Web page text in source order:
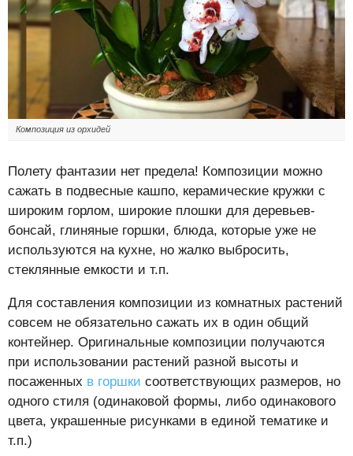
Композиция из орхидей
Полету фантазии нет предела! Композиции можно
сажать в подвесные кашпо, керамические кружки с
широким горлом, широкие плошки для деревьев-
бонсай, глиняные горшки, блюда, которые уже не
используются на кухне, но жалко выбросить,
стеклянные емкости и т.п.
Для составления композиции из комнатных растений
совсем не обязательно сажать их в один общий
контейнер. Оригинальные композиции получаются
при использовании растений разной высоты и
посаженных в горшки соответствующих размеров, но
одного стиля (одинаковой формы, либо одинакового
цвета, украшенные рисунками в единой тематике и
т.п.)